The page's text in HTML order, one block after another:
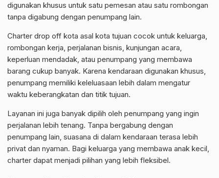
digunakan khusus untuk satu pemesan atau satu rombongan
tanpa digabung dengan penumpang lain.
Charter drop off kota asal kota tujuan cocok untuk keluarga,
rombongan kerja, perjalanan bisnis, kunjungan acara,
keperluan mendadak, atau penumpang yang membawa
barang cukup banyak. Karena kendaraan digunakan khusus,
penumpang memiliki keleluasaan lebih dalam mengatur
waktu keberangkatan dan titik tujuan.
Layanan ini juga banyak dipilih oleh penumpang yang ingin
perjalanan lebih tenang. Tanpa bergabung dengan
penumpang lain, suasana di dalam kendaraan terasa lebih
privat dan nyaman. Bagi keluarga yang membawa anak kecil,
charter dapat menjadi pilihan yang lebih fleksibel.